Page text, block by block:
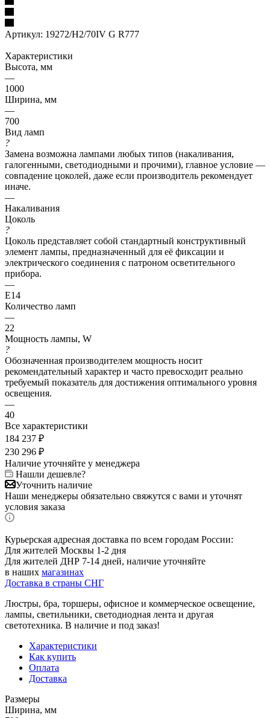
Артикул: 19272/H2/70IV G R777
Характеристики
Высота, мм
—
1000
Ширина, мм
—
700
Вид ламп
?
Замена возможна лампами любых типов (накаливания,
галогенными, светодиодными и прочими), главное условие —
совпадение цоколей, даже если производитель рекомендует
иначе.
—
Накаливания
Цоколь
?
Цоколь представляет собой стандартный конструктивный
элемент лампы, предназначенный для её фиксации и
электрического соединения с патроном осветительного
прибора.
—
E14
Количество ламп
—
22
Мощность лампы, W
?
Обозначенная производителем мощность носит
рекомендательный характер и часто превосходит реально
требуемый показатель для достижения оптимального уровня
освещения.
—
40
Все характеристики
184 237 ₽
230 296 ₽
Наличие уточняйте у менеджера
Нашли дешевле?
Уточнить наличие
Наши менеджеры обязательно свяжутся с вами и уточнят
условия заказа
Курьерская адресная доставка по всем городам России:
Для жителей Москвы 1-2 дня
Для жителей ДНР 7-14 дней, наличие уточняйте
в наших магазинах
Доставка в страны СНГ
Люстры, бра, торшеры, офисное и коммерческое освещение,
лампы, светильники, светодиодная лента и другая
светотехника. В наличие и под заказ!
Характеристики
Как купить
Оплата
Доставка
Размеры
Ширина, мм